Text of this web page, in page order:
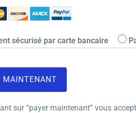
sécurisé par carte bancaire
sur “payer maintenant” vous